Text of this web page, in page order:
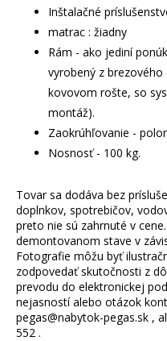
Inštalačné
matrac : žiadny
Rám - ako jediní
vyrobený z brezového
kovovom rošte, so
montáž).
Zaokrúhľovanie -
Nosnosť - 100 kg.
Tovar sa dodáva bez
doplnkov, spotrebičov,
preto nie sú zahrnuté v
demontovanom stave v
Fotografie môžu byť
zodpovedať skutočnosti z
prevodu do elektronickej
nejasností alebo otázok
pegas@nabytok-pegas.sk ,
552 .